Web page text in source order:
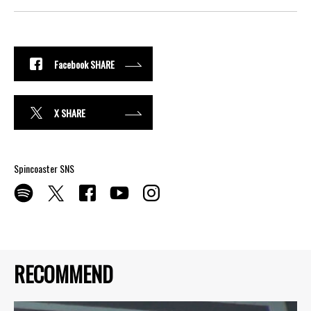
RECOMMEND
Facebook SHARE
X SHARE
Spincoaster SNS